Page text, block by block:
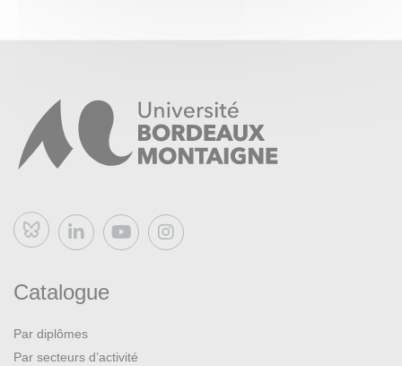
Bluesky
Catalogue
Par diplômes
Par secteurs d’activité